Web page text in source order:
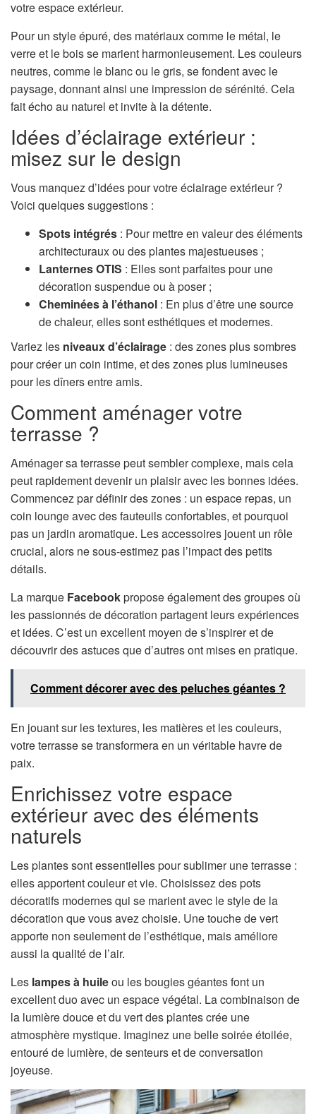
votre espace extérieur.
Pour un style épuré, des matériaux comme le métal, le
verre et le bois se marient harmonieusement. Les couleurs
neutres, comme le blanc ou le gris, se fondent avec le
paysage, donnant ainsi une impression de sérénité. Cela
fait écho au naturel et invite à la détente.
Idées d’éclairage extérieur :
misez sur le design
Vous manquez d’idées pour votre éclairage extérieur ?
Voici quelques suggestions :
Spots intégrés : Pour mettre en valeur des éléments
architecturaux ou des plantes majestueuses ;
Lanternes OTIS : Elles sont parfaites pour une
décoration suspendue ou à poser ;
Cheminées à l’éthanol : En plus d’être une source
de chaleur, elles sont esthétiques et modernes.
Variez les niveaux d’éclairage : des zones plus sombres
pour créer un coin intime, et des zones plus lumineuses
pour les dîners entre amis.
Comment aménager votre
terrasse ?
Aménager sa terrasse peut sembler complexe, mais cela
peut rapidement devenir un plaisir avec les bonnes idées.
Commencez par définir des zones : un espace repas, un
coin lounge avec des fauteuils confortables, et pourquoi
pas un jardin aromatique. Les accessoires jouent un rôle
crucial, alors ne sous-estimez pas l’impact des petits
détails.
La marque Facebookpropose également des groupes où
les passionnés de décoration partagent leurs expériences
et idées. C’est un excellent moyen de s’inspirer et de
découvrir des astuces que d’autres ont mises en pratique.
Comment décorer avec des peluches géantes ?
En jouant sur les textures, les matières et les couleurs,
votre terrasse se transformera en un véritable havre de
paix.
Enrichissez votre espace
extérieur avec des éléments
naturels
Les plantes sont essentielles pour sublimer une terrasse :
elles apportent couleur et vie. Choisissez des pots
décoratifs modernes qui se marient avec le style de la
décoration que vous avez choisie. Une touche de vert
apporte non seulement de l’esthétique, mais améliore
aussi la qualité de l’air.
Les lampes à huileou les bougies géantes font un
excellent duo avec un espace végétal. La combinaison de
la lumière douce et du vert des plantes crée une
atmosphère mystique. Imaginez une belle soirée étoilée,
entouré de lumière, de senteurs et de conversation
joyeuse.